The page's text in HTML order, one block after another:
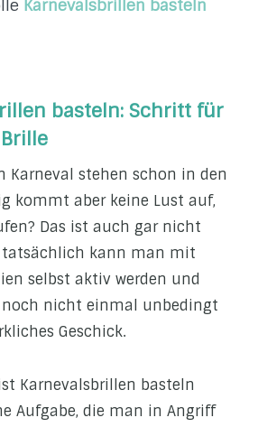
Karnevalsbrillen basteln
basteln: Schritt für
Karneval stehen schon in den
kommt aber keine Lust auf,
Das ist auch gar nicht
tatsächlich kann man mit
selbst aktiv werden und
nicht einmal unbedingt
Geschick.
Karnevalsbrillen basteln
Aufgabe, die man in Angriff